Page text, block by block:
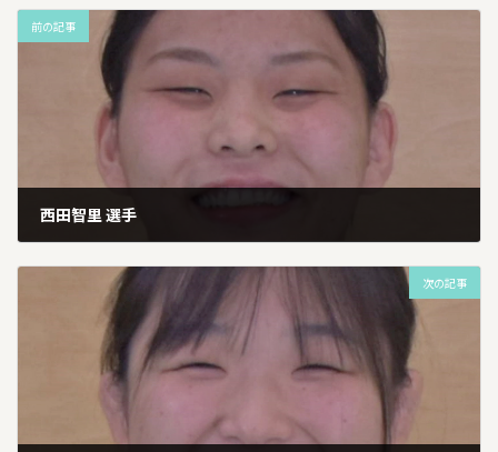
前の記事
西田智里 選手
次の記事